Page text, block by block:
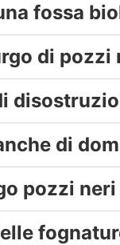
fossa
di
di
pozzi